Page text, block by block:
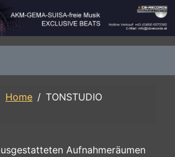
Home
TONSTUDIO
Aufnahmeräumen